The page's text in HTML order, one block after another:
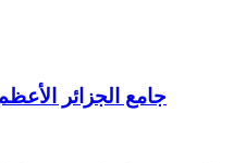
جامع الجزائر